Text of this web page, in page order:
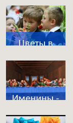
Цветы в
школу
Именины -
что это за